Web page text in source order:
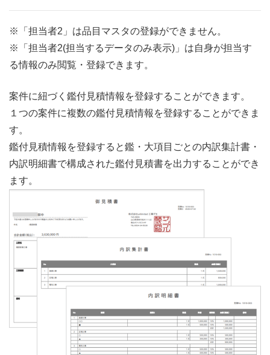
※「担当者2」は品目マスタの登録ができません。
※「担当者2(担当するデータのみ表示)」は自身が担当す
る情報のみ閲覧・登録できます。
案件に紐づく鑑付見積情報を登録することができます。
１つの案件に複数の鑑付見積情報を登録することができま
す。
鑑付見積情報を登録すると鑑・大項目ごとの内訳集計書・
内訳明細書で構成された鑑付見積書を出力することができ
ます。